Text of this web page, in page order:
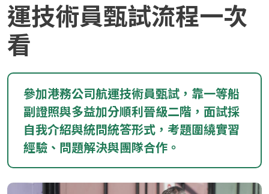
成 就 一 直 前 進 的 你
運技術員甄試流程一次
看
參加港務公司航運技術員甄試，靠一等船
副證照與多益加分順利晉級二階，面試採
自我介紹與統問統答形式，考題圍繞實習
經驗、問題解決與團隊合作。